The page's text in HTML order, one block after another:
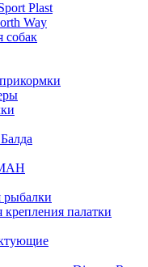
Plast
Way
собак
рыбалки
палатки